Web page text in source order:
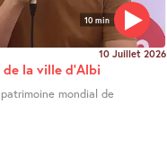
10 min
10 Juillet 2026
la ville d’Albi
mondial de